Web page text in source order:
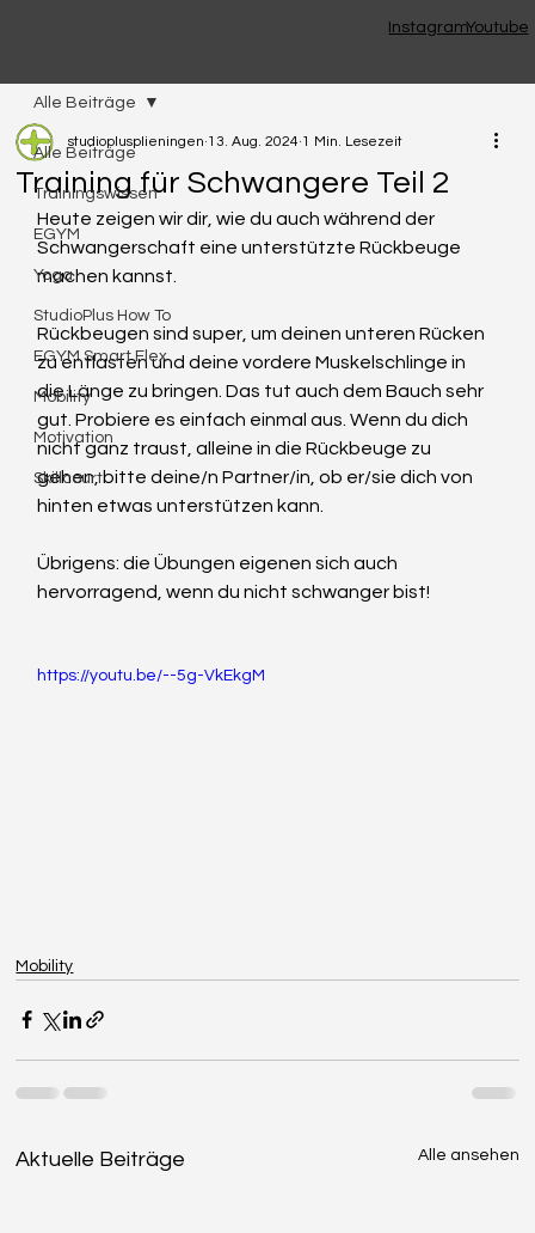
Youtube
Instagram
Alle Beiträge
Trainingswissen
EGYM
Yoga
StudioPlus How To
EGYM Smart Flex
Mobility
Motivation
Skillcourt
Alle Beiträge
Training für Schwangere Teil 2
studioplusplieningen 13. Aug. 2024 1 Min. Lesezeit
Heute zeigen wir dir, wie du auch während der
Schwangerschaft eine unterstützte Rückbeuge
machen kannst.
Rückbeugen sind super, um deinen unteren Rücken
zu entlasten und deine vordere Muskelschlinge in
die Länge zu bringen. Das tut auch dem Bauch sehr
gut. Probiere es einfach einmal aus. Wenn du dich
nicht ganz traust, alleine in die Rückbeuge zu
gehen, bitte deine/n Partner/in, ob er/sie dich von
hinten etwas unterstützen kann.
Übrigens: die Übungen eigenen sich auch
hervorragend, wenn du nicht schwanger bist!
https://youtu.be/--5g-VkEkgM
Mobility
Aktuelle Beiträge Alle ansehen